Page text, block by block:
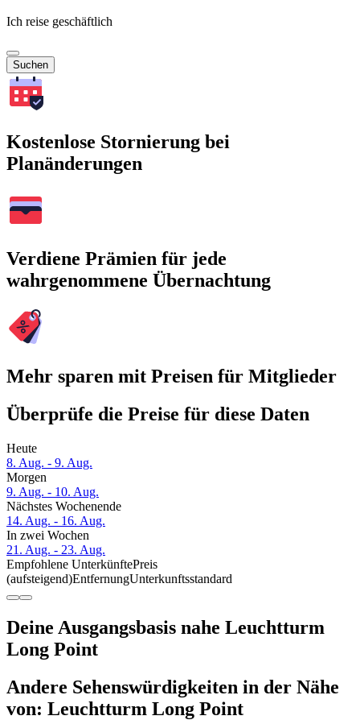
Ich reise geschäftlich
Suchen
Kostenlose Stornierung bei
Planänderungen
Verdiene Prämien für jede
wahrgenommene Übernachtung
Mehr sparen mit Preisen für Mitglieder
Überprüfe die Preise für diese Daten
Heute
8. Aug. - 9. Aug.
Morgen
9. Aug. - 10. Aug.
Nächstes Wochenende
14. Aug. - 16. Aug.
In zwei Wochen
21. Aug. - 23. Aug.
Empfohlene UnterkünftePreis
(aufsteigend)EntfernungUnterkunftsstandard
Deine Ausgangsbasis nahe Leuchtturm
Long Point
Andere Sehenswürdigkeiten in der Nähe
von: Leuchtturm Long Point